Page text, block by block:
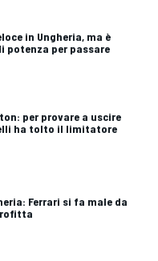
in Ungheria, ma è
potenza per passare
per provare a uscire
ha tolto il limitatore
Ferrari si fa male da